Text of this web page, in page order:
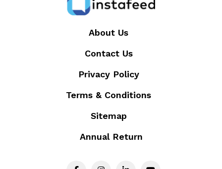
About Us
Contact Us
Privacy Policy
Terms & Conditions
Sitemap
Annual Return